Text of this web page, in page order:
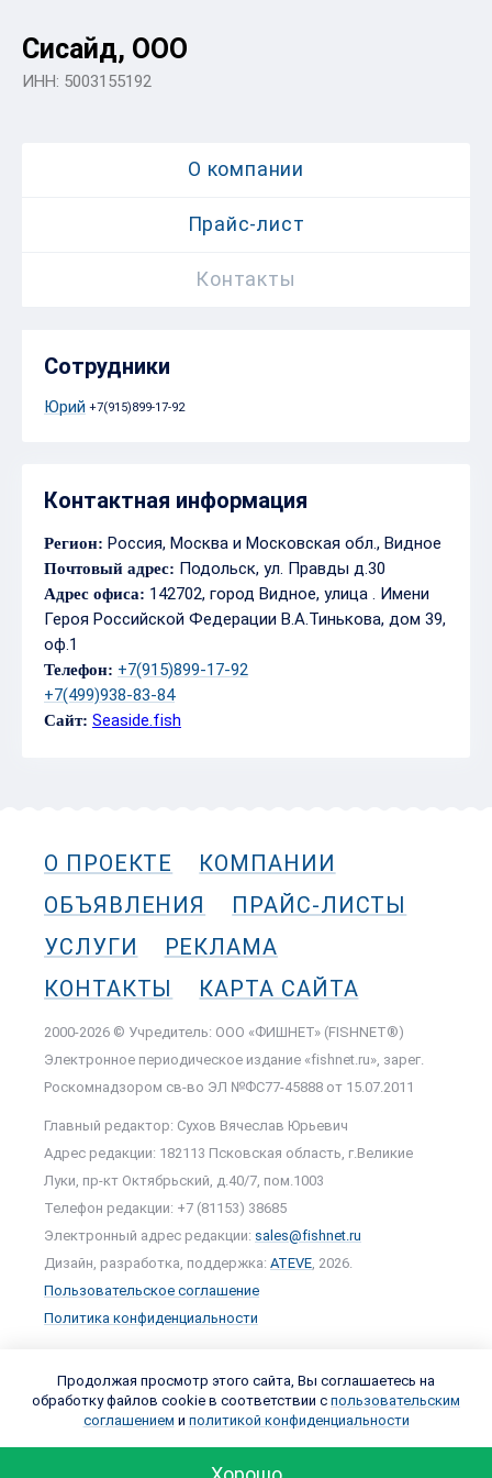
Сисайд, ООО
ИНН: 5003155192
О компании
Прайс-лист
Контакты
Сотрудники
Юрий +7(915)899-17-92
Контактная информация
Регион: Россия, Москва и Московская обл., Видное
Почтовый адрес: Подольск, ул. Правды д.30
Адрес офиса: 142702, город Видное, улица . Имени
Героя Российской Федерации В.А.Тинькова, дом 39,
оф.1
Телефон: +7(915)899-17-92
+7(499)938-83-84
Сайт: Seaside.fish
О ПРОЕКТЕ
КОМПАНИИ
ОБЪЯВЛЕНИЯ
ПРАЙС-ЛИСТЫ
УСЛУГИ
РЕКЛАМА
КОНТАКТЫ
КАРТА САЙТА
2000-2026 © Учредитель: ООО «ФИШНЕТ» (FISHNET®)
Электронное периодическое издание «fishnet.ru», зарег.
Роскомнадзором cв-во ЭЛ №ФС77-45888 от 15.07.2011
Главный редактор: Сухов Вячеслав Юрьевич
Адрес редакции: 182113 Псковская область, г.Великие
Луки, пр-кт Октябрьский, д.40/7, пом.1003
Телефон редакции: +7 (81153) 38685
Электронный адрес редакции: sales@fishnet.ru
Дизайн, разработка, поддержка: ATEVE, 2026.
Пользовательское соглашение
Политика конфиденциальности
Продолжая просмотр этого сайта, Вы соглашаетесь на
обработку файлов cookie в соответствии с пользовательским
соглашением и политикой конфиденциальности